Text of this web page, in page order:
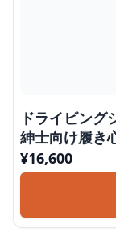
ドライビング
紳士向け履き
¥16,600